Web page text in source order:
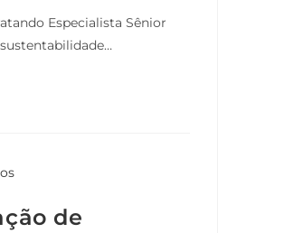
Especialista Sênior
de